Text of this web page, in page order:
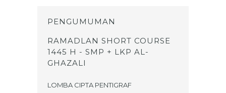
PENGUMUMAN
RAMADLAN SHORT COURSE
1445 H - SMP + LKP AL-
GHAZALI
LOMBA CIPTA PENTIGRAF